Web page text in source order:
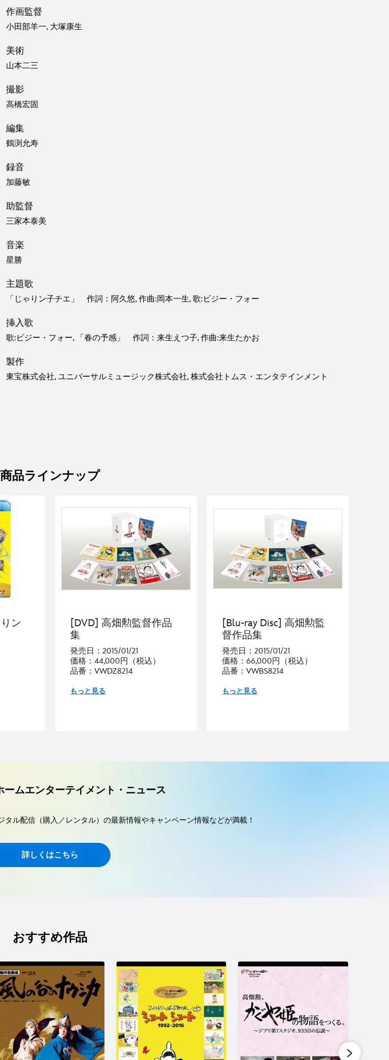
作画監督
小田部羊一, 大塚康生
美術
山本二三
撮影
高橋宏固
編集
鶴渕允寿
録音
加藤敏
助監督
三家本泰美
音楽
星勝
主題歌
「じゃりン子チエ」 作詞：阿久悠, 作曲:岡本一生, 歌:ビジー・フォー
挿入歌
歌:ビジー・フォー, 「春の予感」 作詞：来生えつ子, 作曲:来生たかお
製作
東宝株式会社, ユニバーサルミュージック株式会社, 株式会社トムス・エンタテインメント
商品ラインナップ
ン
[DVD] 高畑勲監督作品
集
発売日：2015/01/21
価格：44,000円（税込）
品番：VWDZ8214
もっと見る
[Blu-ray Disc] 高畑勲監
督作品集
発売日：2015/01/21
価格：66,000円（税込）
品番：VWBS8214
もっと見る
ームエンターテイメント・ニュース
ル配信（購入／レンタル）の最新情報やキャンペーン情報などが満載！
詳しくはこちら
おすすめ作品